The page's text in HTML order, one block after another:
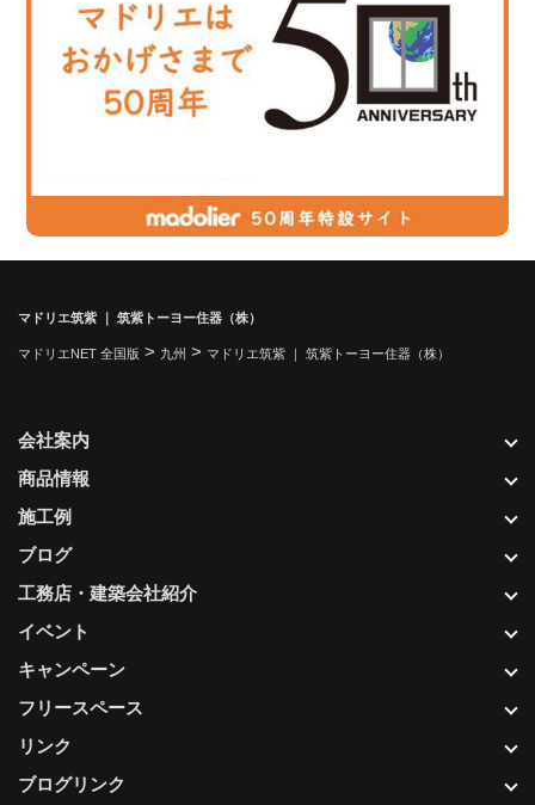
マドリエ筑紫 ｜ 筑紫トーヨー住器（株）
マドリエNET 全国版 > 九州 > マドリエ筑紫 ｜ 筑紫トーヨー住器（株）
会社案内
商品情報
施工例
ブログ
工務店・建築会社紹介
イベント
キャンペーン
フリースペース
リンク
ブログリンク